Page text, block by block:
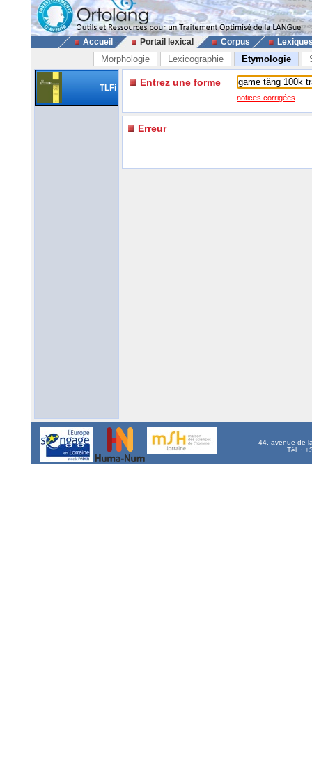
Accueil Portail lexical Corpus
Morphologie Lexicographie Etymologie
TLFi Entrez une forme
notices corrigées
Erreur
44, avenue de
Tél. :